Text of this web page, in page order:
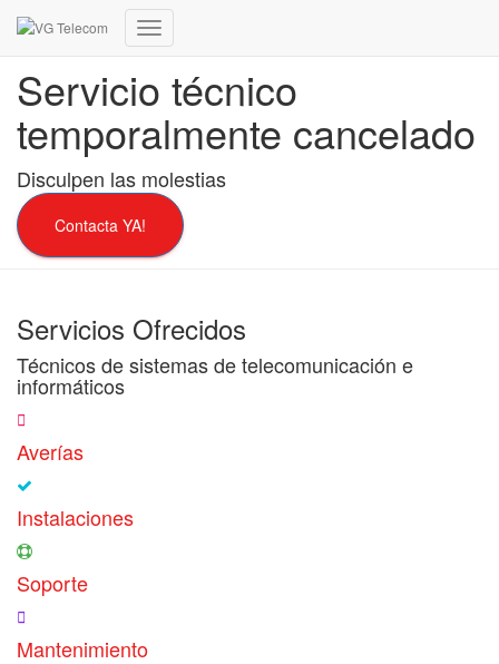
Cambiar
de
navegación
Servicio técnico
temporalmente cancelado
Disculpen las molestias
Contacta YA!
Servicios Ofrecidos
Técnicos de sistemas de telecomunicación e
informáticos
Averías
Instalaciones
Soporte
Mantenimiento